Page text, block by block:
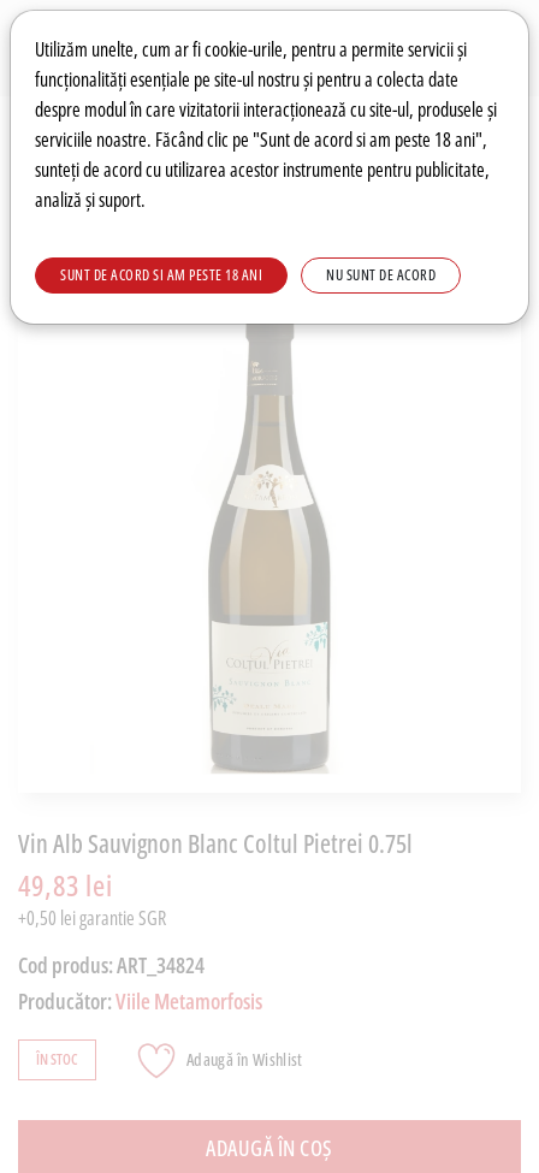
Preferințe pentru cookie-uri
Utilizăm unelte, cum ar fi cookie-urile, pentru a permite servicii și
funcționalități esențiale pe site-ul nostru și pentru a colecta date
despre modul în care vizitatorii interacționează cu site-ul, produsele și
serviciile noastre. Făcând clic pe "Sunt de acord si am peste 18 ani",
sunteți de acord cu utilizarea acestor instrumente pentru publicitate,
analiză și suport.
SUNT DE ACORD SI AM PESTE 18 ANI NU SUNT DE ACORD
Wishlist Autentificare
Vin Alb Sauvignon Blanc Coltul Pietrei 0.75l
49,83 lei
+0,50 lei garantie SGR
Cod produs:ART_34824
Producător:Viile Metamorfosis
ÎN STOC Adaugă în Wishlist
ADAUGĂ ÎN COȘ